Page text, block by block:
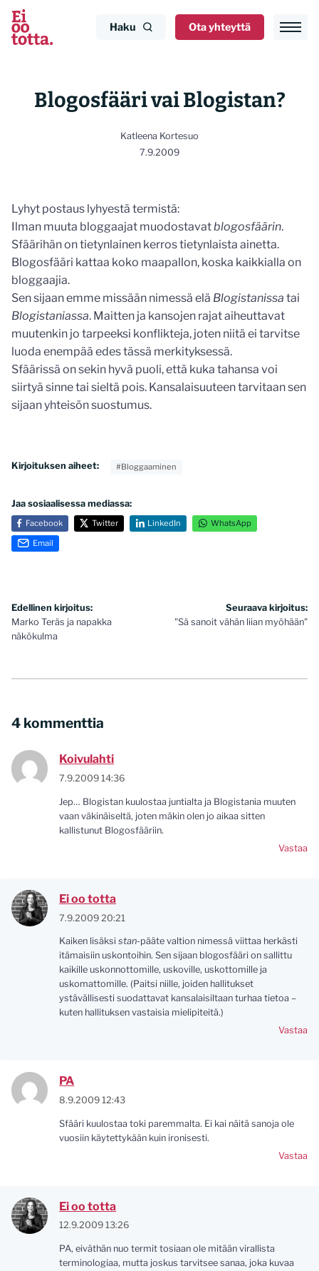
Siirry
sisältöön
Haku Ota yhteyttä
Blogosfääri vai Blogistan?
Katleena Kortesuo
7.9.2009
Lyhyt postaus lyhyestä termistä:
Ilman muuta bloggaajat muodostavatblogosfäärin.
Sfäärihän on tietynlainen kerros tietynlaista ainetta.
Blogosfääri kattaa koko maapallon, koska kaikkialla on
bloggaajia.
Sen sijaan emme missään nimessä elä Blogistanissa tai
Blogistaniassa. Maitten ja kansojen rajat aiheuttavat
muutenkin jo tarpeeksi konflikteja, joten niitä ei tarvitse
luoda enempää edes tässä merkityksessä.
Sfäärissä on sekin hyvä puoli, että kuka tahansa voi
siirtyä sinne tai sieltä pois. Kansalaisuuteen tarvitaan sen
sijaan yhteisön suostumus.
Kirjoituksen aiheet: #Bloggaaminen
Jaa sosiaalisessa mediassa:
Facebook Twitter LinkedIn WhatsApp
Email
Artikkelien
selaus
Edellinen kirjoitus:
Marko Teräs ja napakka
näkökulma
Seuraava kirjoitus:
"Sä sanoit vähän liian myöhään"
4 kommenttia
Koivulahti
7.9.2009 14:36
Jep… Blogistan kuulostaa juntialta ja Blogistania muuten
vaan väkinäiseltä, joten mäkin olen jo aikaa sitten
kallistunut Blogosfääriin.
Vastaa
Ei oo totta
7.9.2009 20:21
Kaiken lisäksistan-pääte valtion nimessä viittaa herkästi
itämaisiin uskontoihin. Sen sijaan blogosfääri on sallittu
kaikille uskonnottomille, uskoville, uskottomille ja
uskomattomille. (Paitsi niille, joiden hallitukset
ystävällisesti suodattavat kansalaisiltaan turhaa tietoa –
kuten hallituksen vastaisia mielipiteitä.)
Vastaa
PA
8.9.2009 12:43
Sfääri kuulostaa toki paremmalta. Ei kai näitä sanoja ole
vuosiin käytettykään kuin ironisesti.
Vastaa
Ei oo totta
12.9.2009 13:26
PA, eiväthän nuo termit tosiaan ole mitään virallista
terminologiaa, mutta joskus tarvitsee sanaa, joka kuvaa